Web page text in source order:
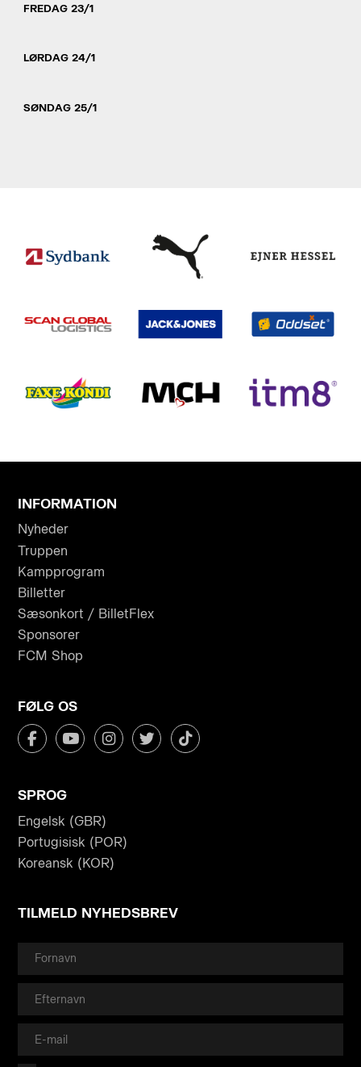
FREDAG 23/1
LØRDAG 24/1
SØNDAG 25/1
INFORMATION
Nyheder
Truppen
Kampprogram
Billetter
Sæsonkort / BilletFlex
Sponsorer
FCM Shop
FØLG OS
SPROG
Engelsk (GBR)
Portugisisk (POR)
Koreansk (KOR)
TILMELD NYHEDSBREV